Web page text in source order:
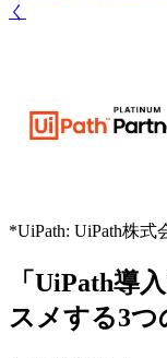
く
*UiPath: UiPath株式
「UiPath導
スメする3つ